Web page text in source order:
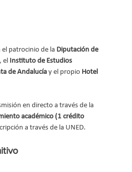
el patrocinio de la Diputación de
, el Instituto de Estudios
de Andalucía y el propio Hotel
en directo a través de la
académico (1 crédito
a través de la UNED.